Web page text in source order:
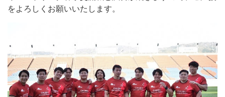
をよろしくお願いいたします。